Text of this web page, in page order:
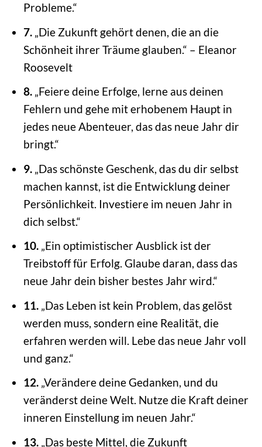
Probleme.“
7.„Die Zukunft gehört denen, die an die
Schönheit ihrer Träume glauben.“ – Eleanor
Roosevelt
8.„Feiere deine Erfolge, lerne aus deinen
Fehlern und gehe mit erhobenem Haupt in
jedes neue Abenteuer, das das neue Jahr dir
bringt.“
9.„Das schönste Geschenk, das du dir selbst
machen kannst, ist die Entwicklung deiner
Persönlichkeit. Investiere im neuen Jahr in
dich selbst.“
10.„Ein optimistischer Ausblick ist der
Treibstoff für Erfolg. Glaube daran, dass das
neue Jahr dein bisher bestes Jahr wird.“
11.„Das Leben ist kein Problem, das gelöst
werden muss, sondern eine Realität, die
erfahren werden will. Lebe das neue Jahr voll
und ganz.“
12.„Verändere deine Gedanken, und du
veränderst deine Welt. Nutze die Kraft deiner
inneren Einstellung im neuen Jahr.“
13.„Das beste Mittel, die Zukunft